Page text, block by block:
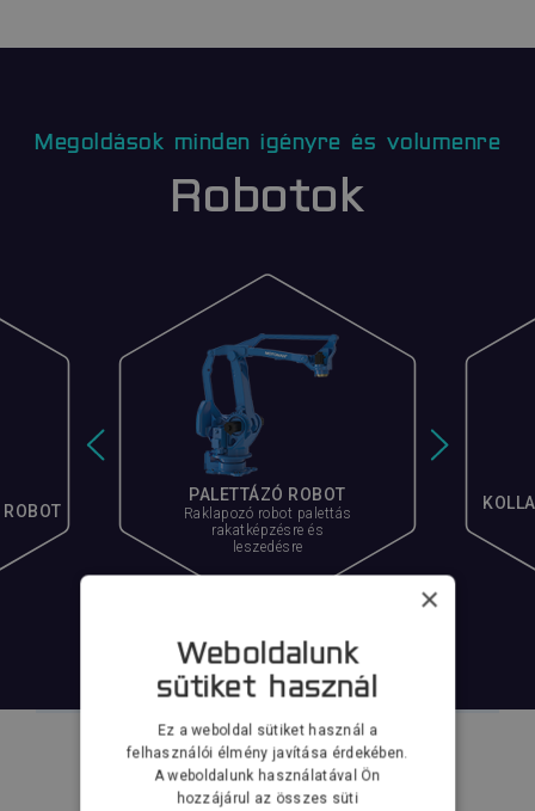
Megoldások minden igényre és volumenre
Robotok
PALETTÁZÓ ROBOT
Raklapozó robot palettás
rakatképzésre és
leszedésre
×
Weboldalunk
sütiket használ
Ez a weboldal sütiket használ a
felhasználói élmény javítása érdekében.
A weboldalunk használatával Ön
hozzájárul az összes süti